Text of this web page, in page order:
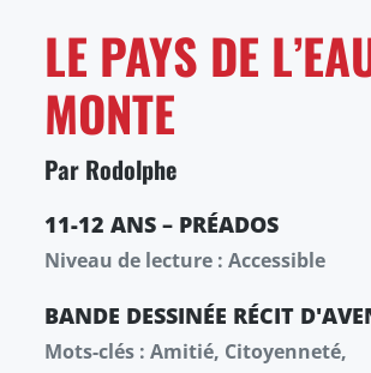
LE PAYS DE
MONTE
Par Rodolphe
11-12 ANS – PRÉADOS
Niveau de lecture : Accessible
BANDE DESSINÉE RÉCIT
Mots-clés : Amitié, Citoyenneté,